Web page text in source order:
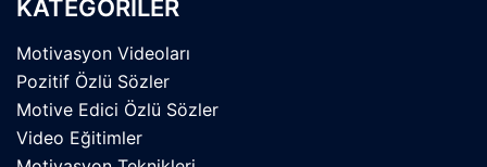
KATEGORİLER
Motivasyon Videoları
Pozitif Özlü Sözler
Motive Edici Özlü Sözler
Video Eğitimler